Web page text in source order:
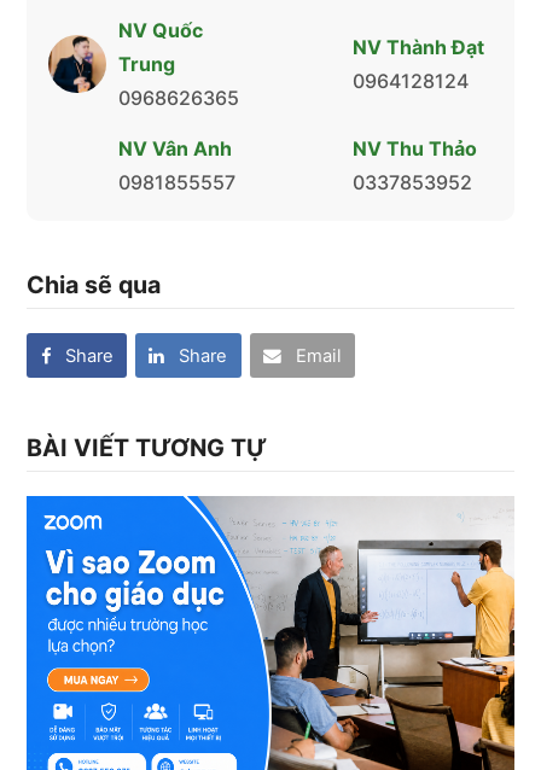
NV Quốc
Trung
0968626365
NV Thành Đạt
0964128124
NV Vân Anh
0981855557
NV Thu Thảo
0337853952
Chia sẽ qua
Share Share Email
BÀI VIẾT TƯƠNG TỰ